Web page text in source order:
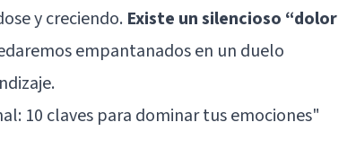
y creciendo. Existe un silencioso “dolor
empantanados en un duelo
10 claves para dominar tus emociones"